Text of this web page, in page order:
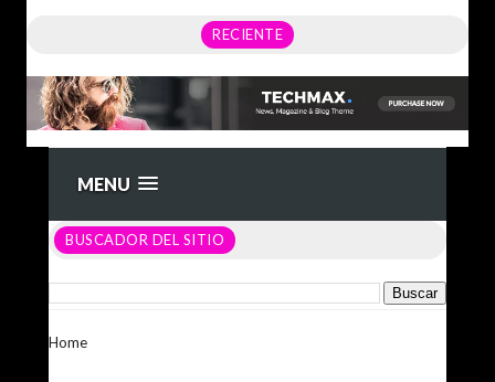
RECIENTE
MENU
BUSCADOR DEL SITIO
Home